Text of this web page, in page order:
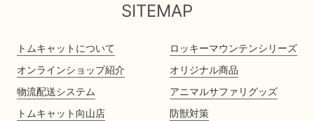
SITEMAP
トムキャットについて
オンラインショップ紹介
物流配送システム
トムキャット向山店
ロッキーマウンテンシリーズ
オリジナル商品
アニマルサファリグッズ
防獣対策